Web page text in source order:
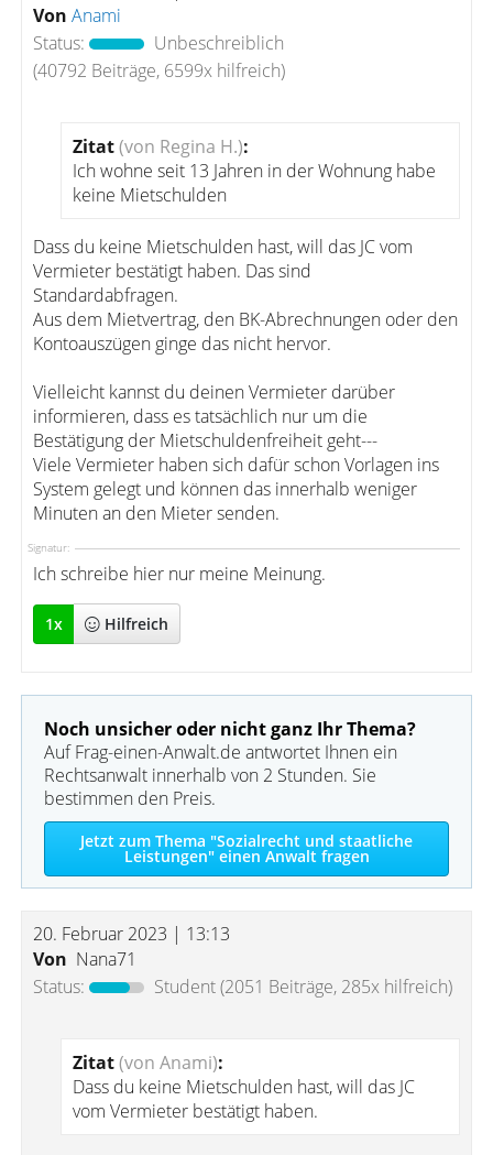
Von Anami
Status:
Unbeschreiblich
(40792 Beiträge, 6599x hilfreich)
Zitat(von Regina H.):
Ich wohne seit 13 Jahren in der Wohnung habe
keine Mietschulden
Dass du keine Mietschulden hast, will das JC vom
Vermieter bestätigt haben. Das sind
Standardabfragen.
Aus dem Mietvertrag, den BK-Abrechnungen oder den
Kontoauszügen ginge das nicht hervor.
Vielleicht kannst du deinen Vermieter darüber
informieren, dass es tatsächlich nur um die
Bestätigung der Mietschuldenfreiheit geht---
Viele Vermieter haben sich dafür schon Vorlagen ins
System gelegt und können das innerhalb weniger
Minuten an den Mieter senden.
Signatur:
Ich schreibe hier nur meine Meinung.
1x Hilfreich
Noch unsicher oder nicht ganz Ihr Thema?
Auf Frag-einen-Anwalt.de antwortet Ihnen ein
Rechtsanwalt innerhalb von 2 Stunden. Sie
bestimmen den Preis.
Jetzt zum Thema "Sozialrecht und staatliche
Leistungen" einen Anwalt fragen
20. Februar 2023 | 13:13
Von Nana71
Status:
Student(2051 Beiträge, 285x hilfreich)
Zitat(von Anami):
Dass du keine Mietschulden hast, will das JC
vom Vermieter bestätigt haben.